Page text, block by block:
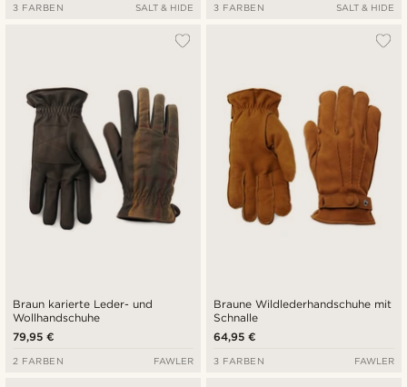
3 FARBEN SALT & HIDE 3 FARBEN SALT & HIDE
Braun karierte Leder- und
Wollhandschuhe
79,95 €
2 FARBEN FAWLER
Braune Wildlederhandschuhe mit
Schnalle
64,95 €
3 FARBEN FAWLER